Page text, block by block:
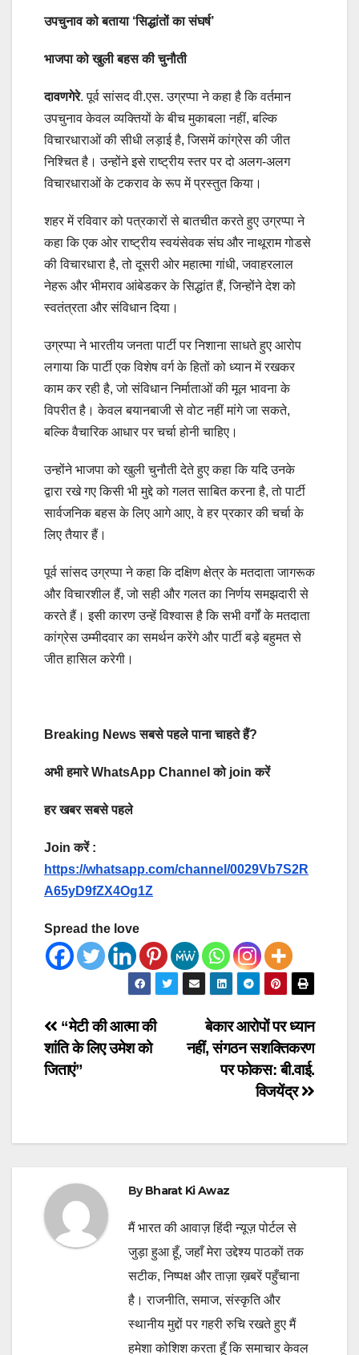
उपचुनाव को बताया ‘सिद्धांतों का संघर्ष’
भाजपा को खुली बहस की चुनौती
दावणगेरे. पूर्व सांसद वी.एस. उग्रप्पा ने कहा है कि वर्तमान
उपचुनाव केवल व्यक्तियों के बीच मुकाबला नहीं, बल्कि
विचारधाराओं की सीधी लड़ाई है, जिसमें कांग्रेस की जीत
निश्चित है। उन्होंने इसे राष्ट्रीय स्तर पर दो अलग-अलग
विचारधाराओं के टकराव के रूप में प्रस्तुत किया।
शहर में रविवार को पत्रकारों से बातचीत करते हुए उग्रप्पा ने
कहा कि एक ओर राष्ट्रीय स्वयंसेवक संघ और नाथूराम गोडसे
की विचारधारा है, तो दूसरी ओर महात्मा गांधी, जवाहरलाल
नेहरू और भीमराव आंबेडकर के सिद्धांत हैं, जिन्होंने देश को
स्वतंत्रता और संविधान दिया।
उग्रप्पा ने भारतीय जनता पार्टी पर निशाना साधते हुए आरोप
लगाया कि पार्टी एक विशेष वर्ग के हितों को ध्यान में रखकर
काम कर रही है, जो संविधान निर्माताओं की मूल भावना के
विपरीत है। केवल बयानबाजी से वोट नहीं मांगे जा सकते,
बल्कि वैचारिक आधार पर चर्चा होनी चाहिए।
उन्होंने भाजपा को खुली चुनौती देते हुए कहा कि यदि उनके
द्वारा रखे गए किसी भी मुद्दे को गलत साबित करना है, तो पार्टी
सार्वजनिक बहस के लिए आगे आए, वे हर प्रकार की चर्चा के
लिए तैयार हैं।
पूर्व सांसद उग्रप्पा ने कहा कि दक्षिण क्षेत्र के मतदाता जागरूक
और विचारशील हैं, जो सही और गलत का निर्णय समझदारी से
करते हैं। इसी कारण उन्हें विश्वास है कि सभी वर्गों के मतदाता
कांग्रेस उम्मीदवार का समर्थन करेंगे और पार्टी बड़े बहुमत से
जीत हासिल करेगी।
Breaking News सबसे पहले पाना चाहते हैं?
अभी हमारे WhatsApp Channel को join करें
हर खबर सबसे पहले
Join करें :
https://whatsapp.com/channel/0029Vb7S2R
A65yD9fZX4Og1Z
Spread the love
Post
navigation
बेकार आरोपों पर ध्यान
नहीं, संगठन सशक्तिकरण
पर फोकस: बी.वाई.
विजयेंद्र
“मेटी की आत्मा की
शांति के लिए उमेश को
जिताएं”
ByBharat Ki Awaz
मैं भारत की आवाज़ हिंदी न्यूज़ पोर्टल से
जुड़ा हुआ हूँ, जहाँ मेरा उद्देश्य पाठकों तक
सटीक, निष्पक्ष और ताज़ा ख़बरें पहुँचाना
है। राजनीति, समाज, संस्कृति और
स्थानीय मुद्दों पर गहरी रुचि रखते हुए मैं
हमेशा कोशिश करता हूँ कि समाचार केवल